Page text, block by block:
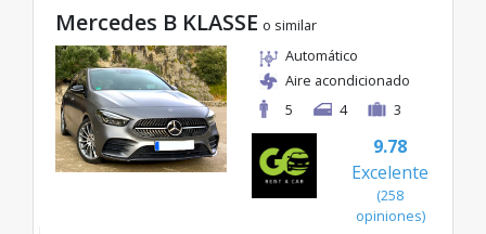
Mercedes B KLASSE o similar
Automático
Aire acondicionado
5
4 3
9.78
Excelente
(258
opiniones)